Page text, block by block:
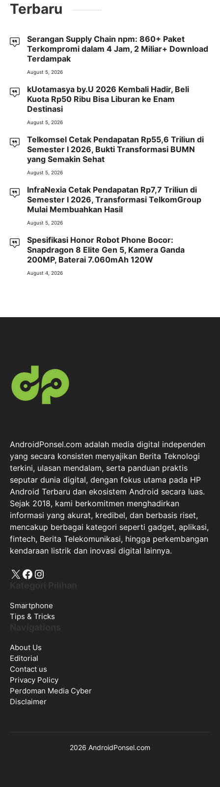
Terbaru
Serangan Supply Chain npm: 860+ Paket
Terkompromi dalam 4 Jam, 2 Miliar+ Download
Terdampak
August 5, 2026
kUotamasya by.U 2026 Kembali Hadir, Beli
Kuota Rp50 Ribu Bisa Liburan ke Enam
Destinasi
August 5, 2026
Telkomsel Cetak Pendapatan Rp55,6 Triliun di
Semester I 2026, Bukti Transformasi BUMN
yang Semakin Sehat
August 5, 2026
InfraNexia Cetak Pendapatan Rp7,7 Triliun di
Semester I 2026, Transformasi TelkomGroup
Mulai Membuahkan Hasil
August 5, 2026
Spesifikasi Honor Robot Phone Bocor:
Snapdragon 8 Elite Gen 5, Kamera Ganda
200MP, Baterai 7.060mAh 120W
August 4, 2026
AndroidPonsel.com adalah media digital independen
yang secara konsisten menyajikan Berita Teknologi
terkini, ulasan mendalam, serta panduan praktis
seputar dunia digital, dengan fokus utama pada HP
Android Terbaru dan ekosistem Android secara luas.
Sejak 2018, kami berkomitmen menghadirkan
informasi yang akurat, kredibel, dan berbasis riset,
mencakup berbagai kategori seperti gadget, aplikasi,
fintech, Berita Telekomunikasi, hingga perkembangan
kendaraan listrik dan inovasi digital lainnya.
X Facebook
Instagram
Smartphone
Tips & Tricks
About Us
Editorial
Contact us
Privacy Policy
Perdoman Media Cyber
Disclaimer
2026 AndroidPonsel.com